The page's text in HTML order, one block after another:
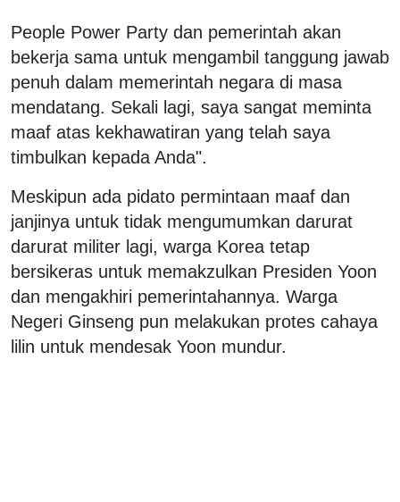
People Power Party dan pemerintah akan
bekerja sama untuk mengambil tanggung jawab
penuh dalam memerintah negara di masa
mendatang. Sekali lagi, saya sangat meminta
maaf atas kekhawatiran yang telah saya
timbulkan kepada Anda".
Meskipun ada pidato permintaan maaf dan
janjinya untuk tidak mengumumkan darurat
darurat militer lagi, warga Korea tetap
bersikeras untuk memakzulkan Presiden Yoon
dan mengakhiri pemerintahannya. Warga
Negeri Ginseng pun melakukan protes cahaya
lilin untuk mendesak Yoon mundur.